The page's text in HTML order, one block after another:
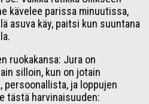
kävelee parissa minuutissa,
asuva käy, paitsi kun suuntana
ruokakansa: Jura on
silloin, kun on jotain
persoonallista, ja loppujen
tästä harvinaisuuden: